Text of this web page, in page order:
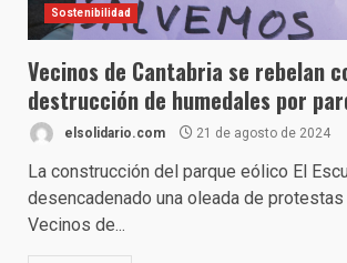
Sostenibilidad
Vecinos de Cantabria se rebelan
destrucción de humedales por
elsolidario.com 21 de agosto de 2024
La construcción del parque eólico El
desencadenado una oleada de protestas
Vecinos de...